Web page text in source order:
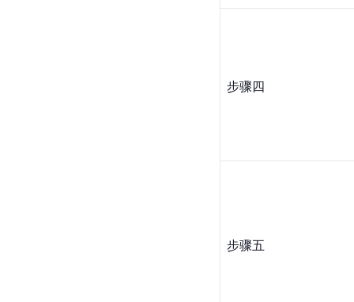
步骤四
步骤五